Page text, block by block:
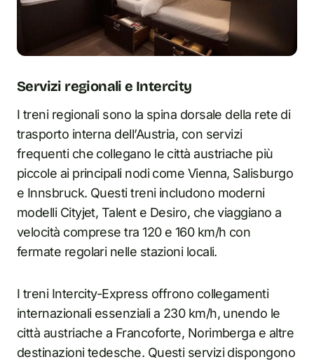
Servizi regionali e Intercity
I treni regionali sono la spina dorsale della rete di
trasporto interna dell’Austria, con servizi
frequenti che collegano le città austriache più
piccole ai principali nodi come Vienna, Salisburgo
e Innsbruck. Questi treni includono moderni
modelli Cityjet, Talent e Desiro, che viaggiano a
velocità comprese tra 120 e 160 km/h con
fermate regolari nelle stazioni locali.
I treni Intercity-Express offrono collegamenti
internazionali essenziali a 230 km/h, unendo le
città austriache a Francoforte, Norimberga e altre
destinazioni tedesche. Questi servizi dispongono